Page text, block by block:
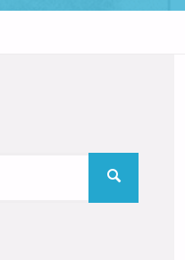
SUCHE